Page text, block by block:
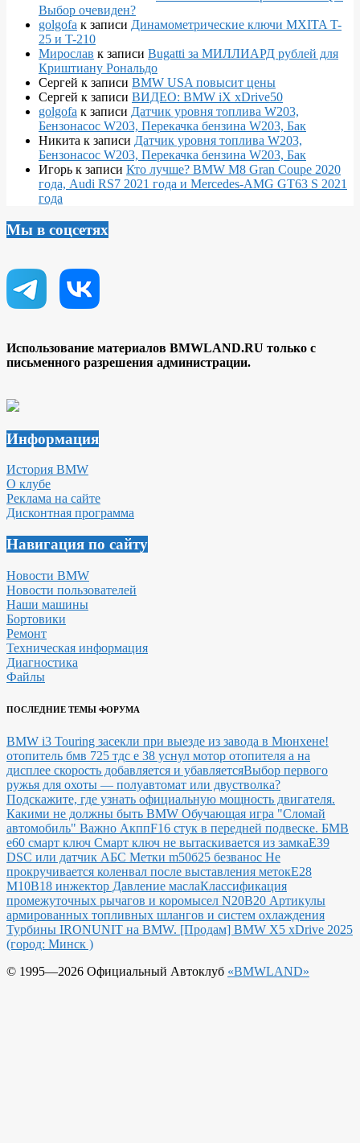
Выбор очевиден?
golgofa к записи Динамометрические ключи MXITA T-
25 и T-210
Мирослав к записи Bugatti за МИЛЛИАРД рублей для
Криштиану Рональдо
Сергей к записи BMW USA повысит цены
Сергей к записи ВИДЕО: BMW iX xDrive50
golgofa к записи Датчик уровня топлива W203,
Бензонасос W203, Перекачка бензина W203, Бак
Никита к записи Датчик уровня топлива W203,
Бензонасос W203, Перекачка бензина W203, Бак
Игорь к записи Кто лучше? BMW M8 Gran Coupe 2020
года, Audi RS7 2021 года и Mercedes-AMG GT63 S 2021
года
Мы в соцсетях
Использование материалов BMWLAND.RU только с
письменного разрешения администрации.
Информация
История BMW
О клубе
Реклама на сайте
Дисконтная программа
Навигация по сайту
Новости BMW
Новости пользователей
Наши машины
Бортовики
Ремонт
Техническая информация
Диагностика
Файлы
ПОСЛЕДНИЕ ТЕМЫ ФОРУМА
BMW i3 Touring засекли при выезде из завода в Мюнхене!
отопитель бмв 725 тдс е 38 уснул мотор отопителя а на
дисплее скорость добавляется и убавляетсяВыбор первого
ружья для охоты — полуавтомат или двустволка?
Подскажите, где узнать официальную мощность двигателя.
Какими не должны быть BMW Обучающая игра "Сломай
автомобиль" Важно АкппF16 стук в передней подвеске. БМВ
е60 смарт ключ Смарт ключ не вытаскивается из замкаE39
DSC или датчик АБС Метки m50б25 безванос Не
прокручивается коленвал после выставления метокЕ28
М10В18 инжектор Давление маслаКлассификация
промежуточных рычагов и коромысел N20B20 Артикулы
армированных топливных шлангов и систем охлаждения
Турбины IRONUNIT на BMW. [Продам] BMW X5 xDrive 2025
(город: Минск )
© 1995—2026 Официальный Автоклуб «BMWLAND»